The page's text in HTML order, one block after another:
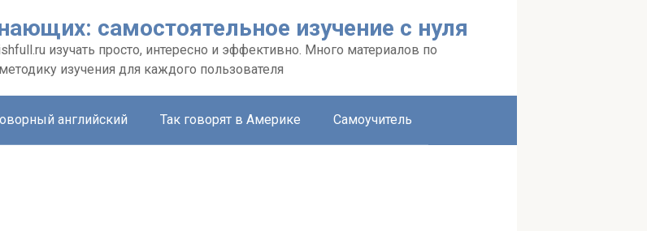
самостоятельное изучение с нуля
изучать просто, интересно и эффективно. Много материалов по
изучения для каждого пользователя
английский Так говорят в Америке Самоучитель